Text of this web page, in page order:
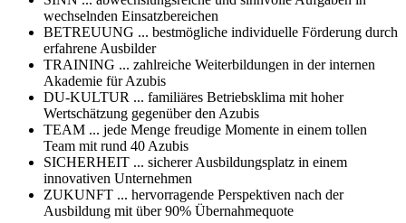
wechselnden Einsatzbereichen
BETREUUNG ... bestmögliche individuelle Förderung durch
erfahrene Ausbilder
TRAINING ... zahlreiche Weiterbildungen in der internen
Akademie für Azubis
DU-KULTUR ... familiäres Betriebsklima mit hoher
Wertschätzung gegenüber den Azubis
TEAM ... jede Menge freudige Momente in einem tollen
Team mit rund 40 Azubis
SICHERHEIT ... sicherer Ausbildungsplatz in einem
innovativen Unternehmen
ZUKUNFT ... hervorragende Perspektiven nach der
Ausbildung mit über 90% Übernahmequote